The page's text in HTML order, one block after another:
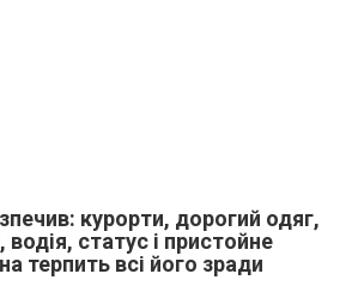
курорти, дорогий одяг,
статус і пристойне
терпить всі його зради